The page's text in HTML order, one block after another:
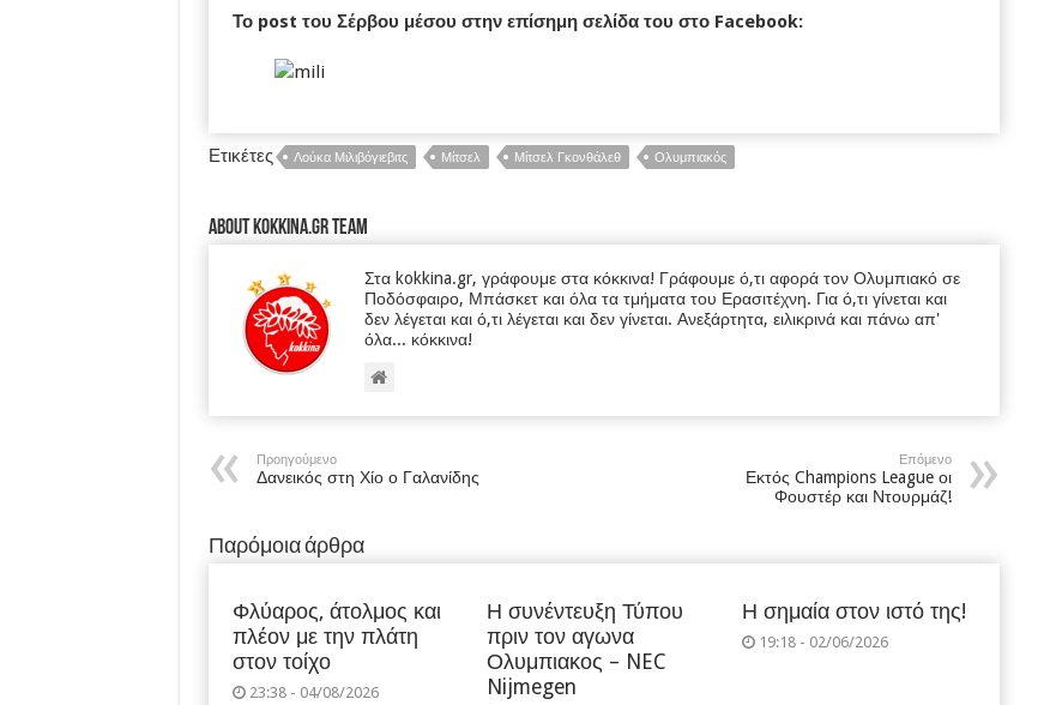
Το post του Σέρβου μέσου στην επίσημη σελίδα του στο Facebook:
Ετικέτες Λούκα Μιλιβόγιεβιτς Μίτσελ Μίτσελ Γκονθάλεθ Ολυμπιακός
About kokkina.gr TEAM
Στα kokkina.gr, γράφουμε στα κόκκινα! Γράφουμε ό,τι αφορά τον Ολυμπιακό σε
Ποδόσφαιρο, Μπάσκετ και όλα τα τμήματα του Ερασιτέχνη. Για ό,τι γίνεται και
δεν λέγεται και ό,τι λέγεται και δεν γίνεται. Ανεξάρτητα, ειλικρινά και πάνω απ'
όλα... κόκκινα!
Προηγούμενο
Δανεικός στη Χίο ο Γαλανίδης
Επόμενο
Εκτός Champions League οι
Φουστέρ και Ντουρμάζ!
Παρόμοια άρθρα
Φλύαρος, άτολμος και
πλέον με την πλάτη
στον τοίχο
23:38 - 04/08/2026
Η συνέντευξη Τύπου
πριν τον αγωνα
Ολυμπιακος – NEC
Nijmegen
Η σημαία στον ιστό της!
19:18 - 02/06/2026